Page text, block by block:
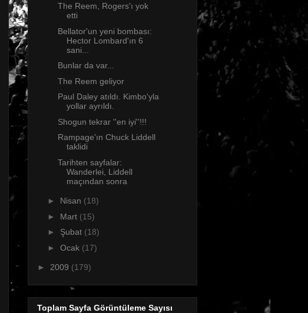
The Reem, Rogers'ı yok
etti
Bellator'un yeni bombası:
Hector Lombard'ın 6
sani...
Bunlar da var...
The Reem geliyor
Paul Daley atıldı. Kimbo'yla
yollar ayrıldı.
Shogun tekrar ''en iyi''!!!
Rampage'ın Chuck Liddell
taklidi
Tarihten sayfalar:
Wanderlei, Liddell
maçından sonra
► Nisan (18)
► Mart (15)
► Şubat (18)
► Ocak (17)
► 2009 (179)
Toplam Sayfa Görüntüleme Sayısı